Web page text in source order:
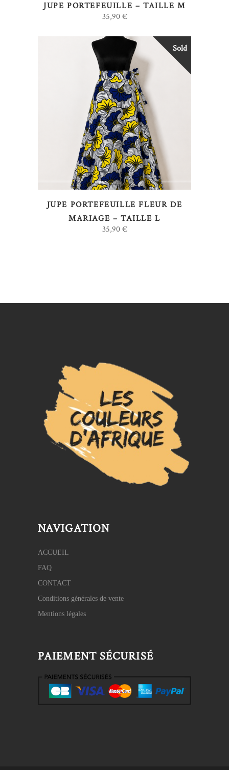
JUPE PORTEFEUILLE – TAILLE M
35,90€
Sold
LIRE LA SUITE
JUPE PORTEFEUILLE FLEUR DE
MARIAGE – TAILLE L
35,90€
NAVIGATION
ACCUEIL
FAQ
CONTACT
Conditions générales de vente
Mentions légales
PAIEMENT SÉCURISÉ